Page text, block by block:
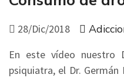
28/Dic/2018
En este vídeo nuestro
psiquiatra, el Dr.